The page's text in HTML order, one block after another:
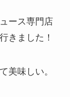
ース専門店
きました！
美味しい。